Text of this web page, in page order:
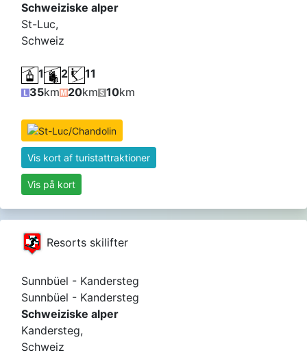
Schweiziske alper
St-Luc,
Schweiz
1 2
11
35km 20km 10km
Vis kort af turistattraktioner
Vis på kort
Resorts skilifter
Sunnbüel - Kandersteg
Sunnbüel - Kandersteg
Schweiziske alper
Kandersteg,
Schweiz